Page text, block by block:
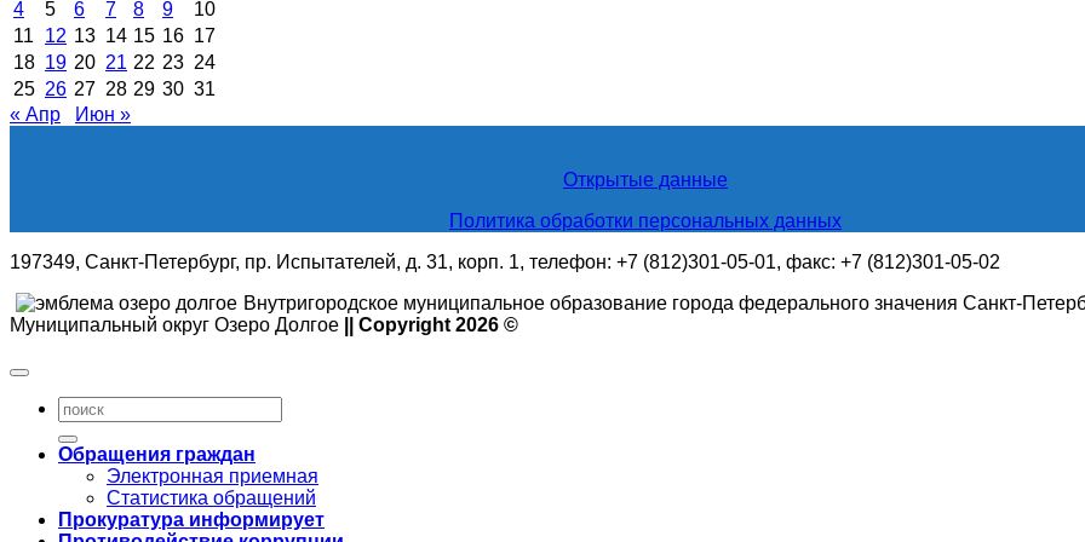
4
5 6 7 8 9
10
11
12 13 14 15 16 17
18 19 20 21 22 23 24
25 26 27 28 29 30 31
« Апр
Июн »
Открытые данные
Политика обработки персональных данных
197349, Санкт-Петербург, пр. Испытателей, д. 31, корп. 1, телефон: +7 (812)301-05-01, факс: +7 (812)301-05-02
Внутригородское муниципальное образование города федерального значения Санкт-
Муниципальный округ Озеро Долгое
|| Copyright 2026 ©
Обращения граждан
Электронная приемная
Статистика обращений
Прокуратура информирует